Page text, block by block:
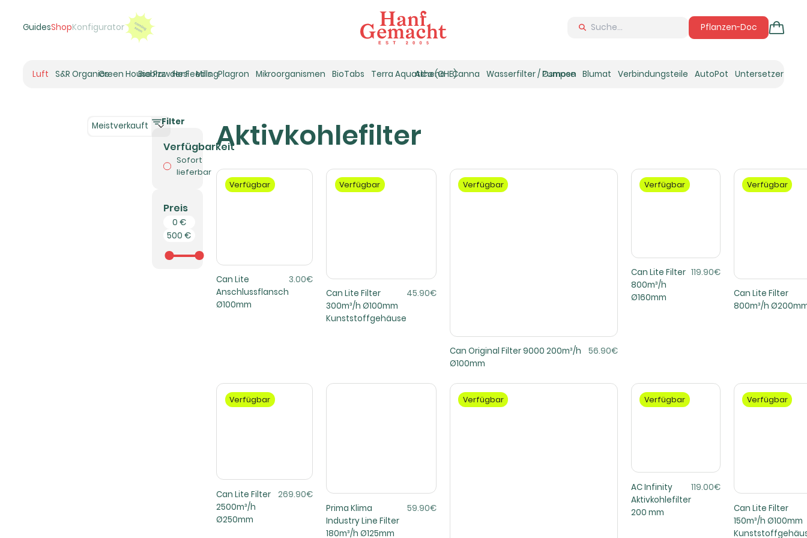
GuidesShopKonfigurator Pflanzen-Doc
Luft
Umluft-Ventilatoren
S&R OrganicsGreen House Powder Feeding
Biobizz Hesi Mills Plagron Mikroorganismen BioTabs Terra Aquatica (GHE)
Athena Canna Wasserfilter / Osmose
Pumpen Blumat Verbindungsteile AutoPot Untersetzer
Meistverkauft
Filter
Verfügbarkeit
Sofort
lieferbar
Preis
Aktivkohlefilter
Verfügbar
Can Lite
Anschlussflansch
Ø100mm
3.00€
Verfügbar
Can Lite Filter
300m³/h Ø100mm
Kunststoffgehäuse
45.90€
Verfügbar
Can Original Filter 9000 200m³/h
Ø100mm
56.90€
Verfügbar
Can Lite Filter
800m³/h
Ø160mm
119.90€
Verfügbar
Can Lite Filter
800m³/h
Verfügbar
Can Lite Filter
2500m³/h
Ø250mm
269.90€
Prima Klima
Industry Line Filter
180m³/h Ø125mm
59.90€
Verfügbar Verfügbar
AC Infinity
Aktivkohlefilter
200 mm
119.00€
Verfügbar
Can Lite Filter
150m³/h Ø100mm